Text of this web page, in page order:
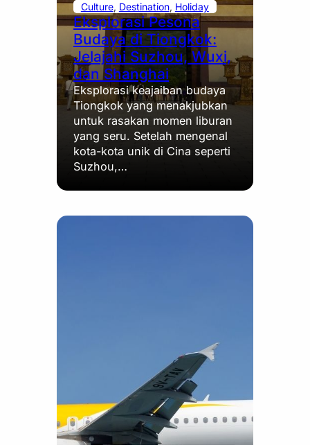
Culture, Destination, Holiday
Eksplorasi Pesona
Budaya di Tiongkok:
Jelajahi Suzhou, Wuxi,
dan Shanghai
Eksplorasi keajaiban budaya
Tiongkok yang menakjubkan
untuk rasakan momen liburan
yang seru. Setelah mengenal
kota-kota unik di Cina seperti
Suzhou,…